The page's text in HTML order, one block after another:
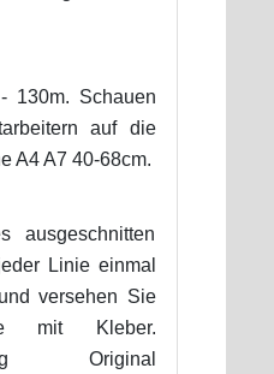
130m. Schauen
auf die
A4 A7 40-68cm.
ausgeschnitten
Linie einmal
versehen Sie
mit Kleber.
Original